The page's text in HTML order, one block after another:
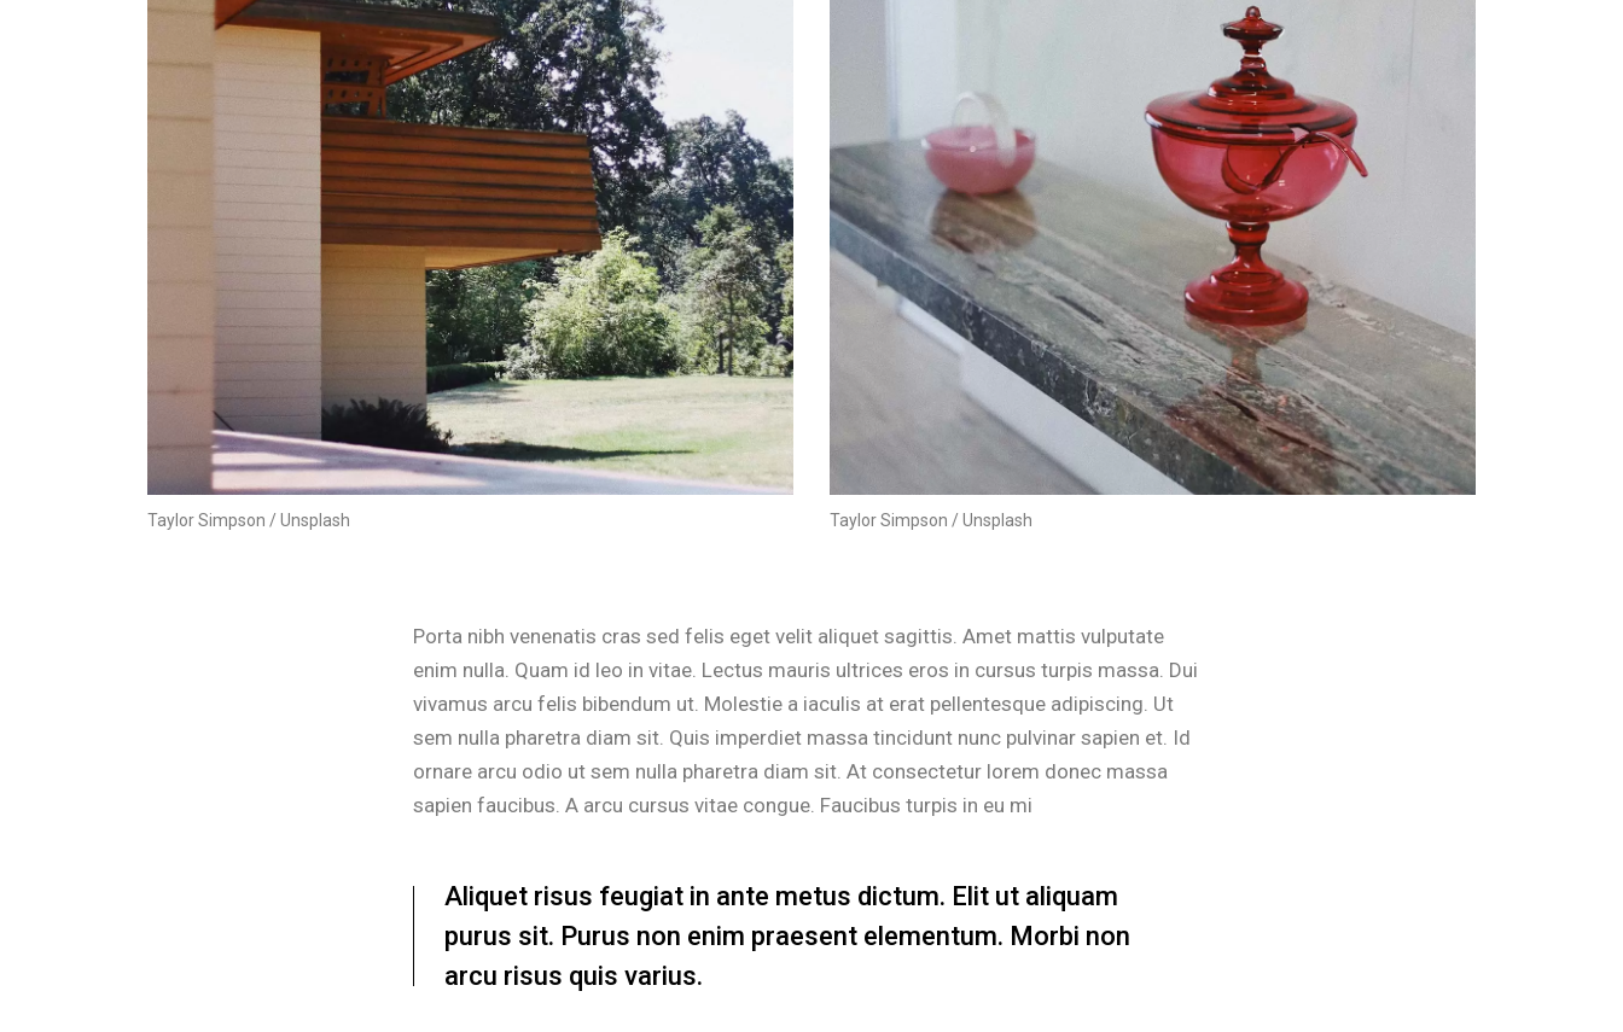
Taylor Simpson / Unsplash Taylor Simpson / Unsplash
Porta nibh venenatis cras sed felis eget velit aliquet sagittis. Amet mattis vulputate
enim nulla. Quam id leo in vitae. Lectus mauris ultrices eros in cursus turpis massa. Dui
vivamus arcu felis bibendum ut. Molestie a iaculis at erat pellentesque adipiscing. Ut
sem nulla pharetra diam sit. Quis imperdiet massa tincidunt nunc pulvinar sapien et. Id
ornare arcu odio ut sem nulla pharetra diam sit. At consectetur lorem donec massa
sapien faucibus. A arcu cursus vitae congue. Faucibus turpis in eu mi
Aliquet risus feugiat in ante metus dictum. Elit ut aliquam
purus sit. Purus non enim praesent elementum. Morbi non
arcu risus quis varius.